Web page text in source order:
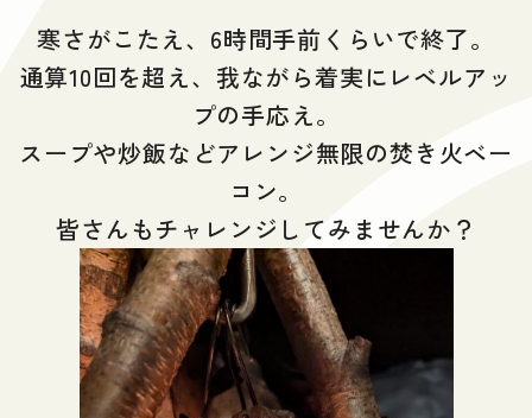
寒さがこたえ、6時間手前くらいで終了。
通算10回を超え、我ながら着実にレベルアッ
プの手応え。
スープや炒飯などアレンジ無限の焚き火ベー
コン。
皆さんもチャレンジしてみませんか？